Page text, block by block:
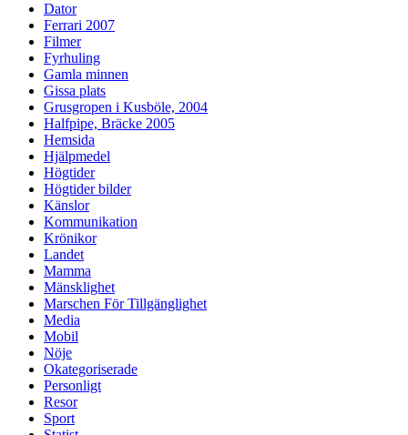
Dator
Ferrari 2007
Filmer
Fyrhuling
Gamla minnen
Gissa plats
Grusgropen i Kusböle, 2004
Halfpipe, Bräcke 2005
Hemsida
Hjälpmedel
Högtider
Högtider bilder
Känslor
Kommunikation
Krönikor
Landet
Mamma
Mänsklighet
Marschen För Tillgänglighet
Media
Mobil
Nöje
Okategoriserade
Personligt
Resor
Sport